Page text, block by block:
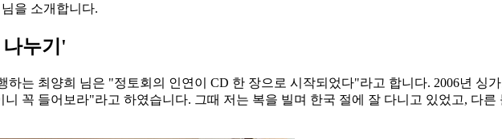
을 소개합니다.
누기'
는 최양희 님은 "정토회의 인연이 CD 한 장으로 시작되었다"라고 합니다. 2006년 싱
꼭 들어보라"라고 하였습니다. 그때 저는 복을 빌며 한국 절에 잘 다니고 있었고, 다